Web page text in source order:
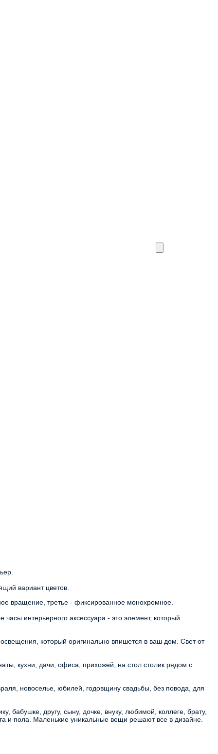
вариант цветов.
вращение, третье - фиксированное монохромное.
интерьерного аксессуара - это элемент, который
который оригинально впишется в ваш дом. Свет от
кухни, дачи, офиса, прихожей, на стол столик рядом с
новоселье, юбилей, годовщину свадьбы, без повода, для
другу, сыну, дочке, внуку, любимой, коллеге, брату,
и пола. Маленькие уникальные вещи решают все в дизайне.